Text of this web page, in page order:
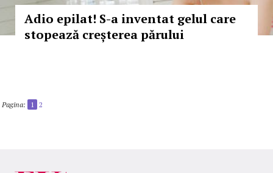
Adio epilat! S-a inventat gelul care
stopează creșterea părului
Pagina: 1 2